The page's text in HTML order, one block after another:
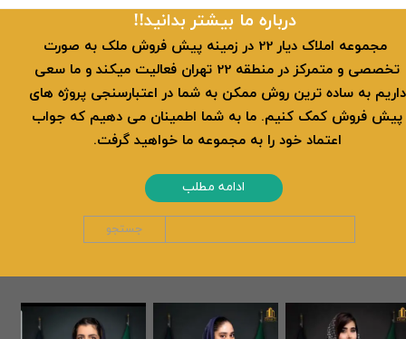
​​درباره ما بیشتر بدانید!!
​ مجموعه املاک دیار 22 در زمینه پیش فروش ملک به صورت
تخصصی و متمرکز در منطقه 22 تهران فعالیت میکند و ما سعی
داریم به ساده ترین روش ممکن به شما در اعتبارسنجی پروژه های
پیش فروش کمک کنیم. ما به شما اطمینان می دهیم که جواب
اعتماد خود را به مجموعه ما خواهید گرفت.
ادامه مطلب
جستجو